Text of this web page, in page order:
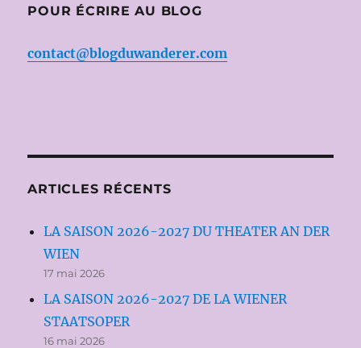
POUR ÉCRIRE AU BLOG
contact@blogduwanderer.com
ARTICLES RÉCENTS
LA SAISON 2026-2027 DU THEATER AN DER
WIEN
17 mai 2026
LA SAISON 2026-2027 DE LA WIENER
STAATSOPER
16 mai 2026